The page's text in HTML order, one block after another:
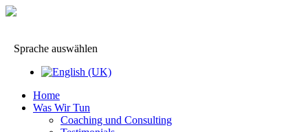
Sprache auswählen
Home
Was Wir Tun
Coaching und Consulting